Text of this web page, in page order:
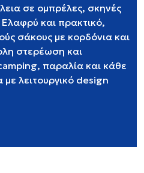
σε ομπρέλες, σκηνές
και πρακτικό,
σάκους με κορδόνια και
στερέωση και
παραλία και κάθε
λειτουργικό design